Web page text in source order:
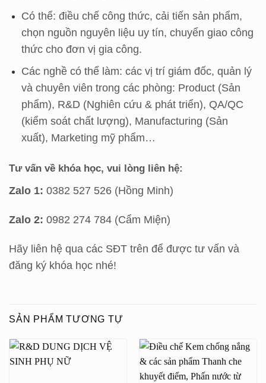
Có thể: điều chế công thức, cải tiến sản phẩm,
chọn nguồn nguyên liệu uy tín, chuyển giao công
thức cho đơn vị gia công.
Các nghề có thể làm: các vị trí giám đốc, quản lý
và chuyên viên trong các phòng: Product (Sản
phẩm), R&D (Nghiên cứu & phát triển), QA/QC
(kiểm soát chất lượng), Manufacturing (Sản
xuất), Marketing mỹ phẩm…
Tư vấn về khóa học, vui lòng liên hệ:
Zalo 1: 0382 527 526 (Hồng Minh)
Zalo 2: 0982 274 784 (Cẩm Miện)
Hãy liên hệ qua các SĐT trên để được tư vấn và
đăng ký khóa học nhé!
SẢN PHẨM TƯƠNG TỰ